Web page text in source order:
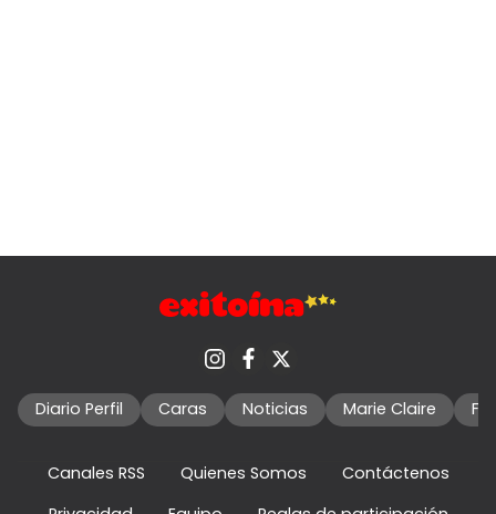
Diario Perfil Caras Noticias Marie Claire
Canales RSS Quienes Somos
Contáctenos